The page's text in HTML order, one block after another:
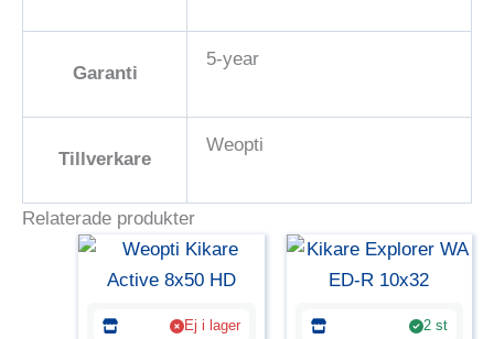
Garanti
5-year
Tillverkare
Weopti
Relaterade produkter
Ej i lager 2 st